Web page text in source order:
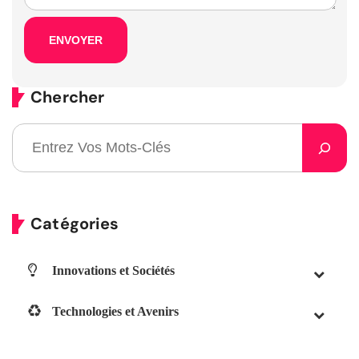
Chercher
Catégories
Innovations et Sociétés
Technologies et Avenirs